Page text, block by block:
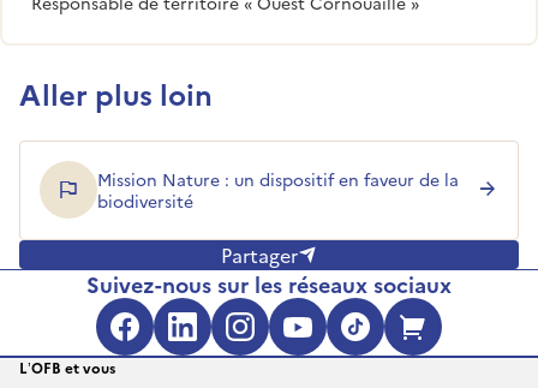
Aller plus loin
Mission Nature : un dispositif en faveur de la
biodiversité
Partager
Suivez-nous sur les réseaux sociaux
Facebook (s'ouvre dans une
LinkedIn (s'ouvre dans
Instagram (s'ouvre
YouTube
TikTok
L’OFB et vous